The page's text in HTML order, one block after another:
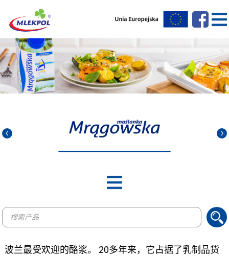
Products
search
波兰最受欢迎的酪浆。 20多年来，它占据了乳制品货